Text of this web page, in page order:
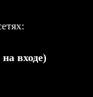
входе)